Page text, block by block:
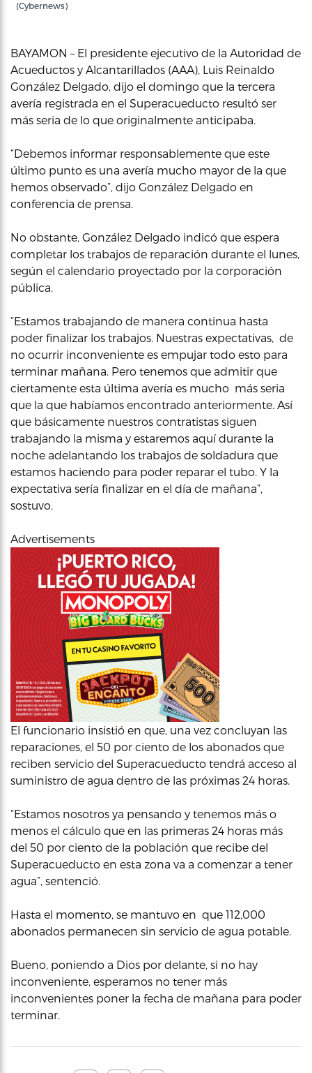
(Cybernews)
BAYAMON – El presidente ejecutivo de la Autoridad de
Acueductos y Alcantarillados (AAA), Luis Reinaldo
González Delgado, dijo el domingo que la tercera
avería registrada en el Superacueducto resultó ser
más seria de lo que originalmente anticipaba.
“Debemos informar responsablemente que este
último punto es una avería mucho mayor de la que
hemos observado”, dijo González Delgado en
conferencia de prensa.
No obstante, González Delgado indicó que espera
completar los trabajos de reparación durante el lunes,
según el calendario proyectado por la corporación
pública.
“Estamos trabajando de manera continua hasta
poder finalizar los trabajos. Nuestras expectativas, de
no ocurrir inconveniente es empujar todo esto para
terminar mañana. Pero tenemos que admitir que
ciertamente esta última avería es mucho más seria
que la que habíamos encontrado anteriormente. Así
que básicamente nuestros contratistas siguen
trabajando la misma y estaremos aquí durante la
noche adelantando los trabajos de soldadura que
estamos haciendo para poder reparar el tubo. Y la
expectativa sería finalizar en el día de mañana”,
sostuvo.
Advertisements
El funcionario insistió en que, una vez concluyan las
reparaciones, el 50 por ciento de los abonados que
reciben servicio del Superacueducto tendrá acceso al
suministro de agua dentro de las próximas 24 horas.
“Estamos nosotros ya pensando y tenemos más o
menos el cálculo que en las primeras 24 horas más
del 50 por ciento de la población que recibe del
Superacueducto en esta zona va a comenzar a tener
agua”, sentenció.
Hasta el momento, se mantuvo en que 112,000
abonados permanecen sin servicio de agua potable.
Bueno, poniendo a Dios por delante, si no hay
inconveniente, esperamos no tener más
inconvenientes poner la fecha de mañana para poder
terminar.